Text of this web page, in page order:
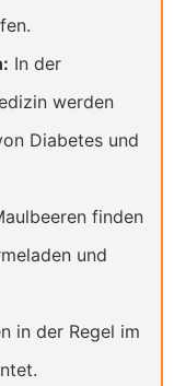
In der
werden
Diabetes und
finden
und
in der Regel im